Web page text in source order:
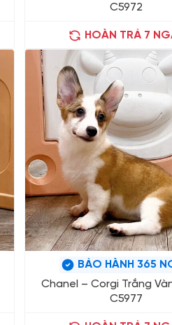
C5972
HOÀN TRẢ 7
BẢO HÀNH 365
Chanel – Corgi Trắng
C5977